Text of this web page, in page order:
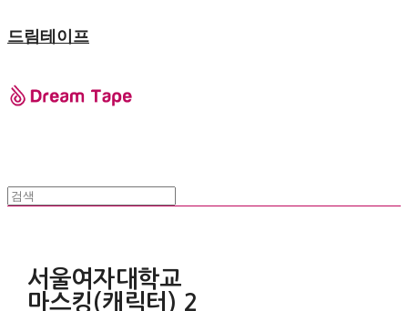
드림테이프
서울여자대학교
마스킹(캐릭터) 2